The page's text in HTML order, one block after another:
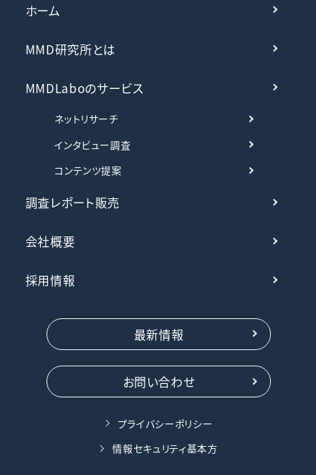
ホーム
MMD研究所とは
MMDLaboのサービス
ネットリサーチ
インタビュー調査
コンテンツ提案
調査レポート販売
会社概要
採用情報
最新情報
お問い合わせ
プライバシーポリシー
情報セキュリティ基本方